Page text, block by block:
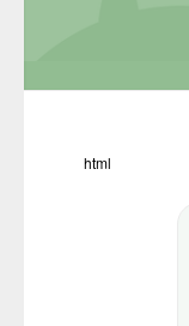
html